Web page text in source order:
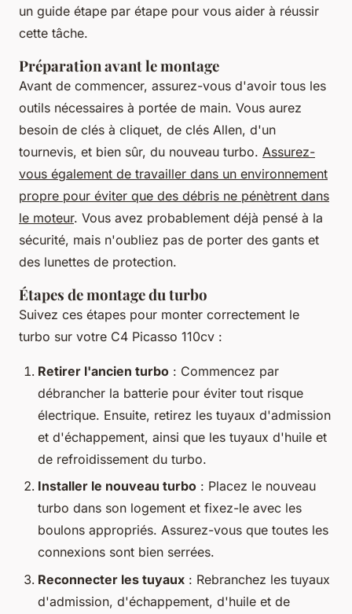
un guide étape par étape pour vous aider à réussir
cette tâche.
Préparation avant le montage
Avant de commencer, assurez-vous d'avoir tous les
outils nécessaires à portée de main. Vous aurez
besoin de clés à cliquet, de clés Allen, d'un
tournevis, et bien sûr, du nouveau turbo. Assurez-
vous également de travailler dans un environnement
propre pour éviter que des débris ne pénètrent dans
le moteur. Vous avez probablement déjà pensé à la
sécurité, mais n'oubliez pas de porter des gants et
des lunettes de protection.
Étapes de montage du turbo
Suivez ces étapes pour monter correctement le
turbo sur votre C4 Picasso 110cv :
Retirer l'ancien turbo : Commencez par
débrancher la batterie pour éviter tout risque
électrique. Ensuite, retirez les tuyaux d'admission
et d'échappement, ainsi que les tuyaux d'huile et
de refroidissement du turbo.
Installer le nouveau turbo : Placez le nouveau
turbo dans son logement et fixez-le avec les
boulons appropriés. Assurez-vous que toutes les
connexions sont bien serrées.
Reconnecter les tuyaux : Rebranchez les tuyaux
d'admission, d'échappement, d'huile et de